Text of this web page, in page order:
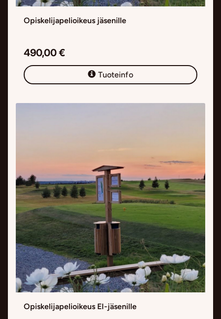
Opiskelijapelioikeus jäsenille
490,00 €
Tuoteinfo
Opiskelijapelioikeus EI-jäsenille